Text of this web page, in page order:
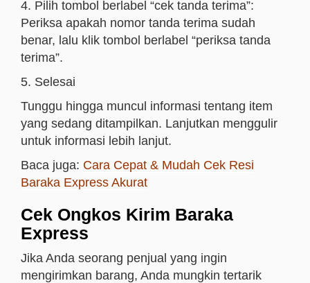
4. Pilih tombol berlabel “cek tanda terima”:
Periksa apakah nomor tanda terima sudah
benar, lalu klik tombol berlabel “periksa tanda
terima”.
5. Selesai
Tunggu hingga muncul informasi tentang item
yang sedang ditampilkan. Lanjutkan menggulir
untuk informasi lebih lanjut.
Baca juga: Cara Cepat & Mudah Cek Resi
Baraka Express Akurat
Cek Ongkos Kirim Baraka
Express
Jika Anda seorang penjual yang ingin
mengirimkan barang, Anda mungkin tertarik